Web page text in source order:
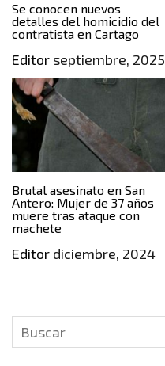
Se conocen nuevos
detalles del homicidio del
contratista en Cartago
Editor septiembre, 2025
Brutal asesinato en San
Antero: Mujer de 37 años
muere tras ataque con
machete
Editor diciembre, 2024